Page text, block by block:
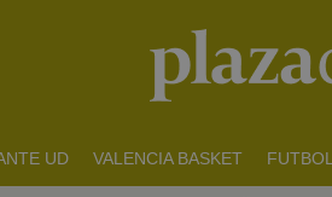
UD VALENCIA BASKET FUTBOL